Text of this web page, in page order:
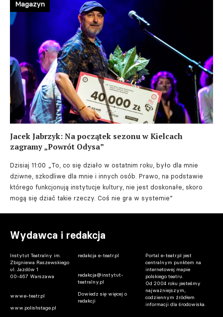
Jacek Jabrzyk: Na początek sezonu w Kielcach
zagramy „Powrót Odysa”
Dzisiaj 11:00
„To, co się działo w ostatnim roku, było dla mnie
dziwne, szkodliwe dla mnie i innych osób. Prawo, na podstawie
którego funkcjonują instytucje kultury, nie jest doskonałe, skoro
mogą się dziać takie rzeczy. Coś nie gra w systemie”
Magazyn
Wydawca i redakcja
Instytut Teatralny im.
Zbigniewa Raszewskiego
ul. Jazdów 1
00-467 Warszawa
www.e-teatr.pl
www.polishstage.pl
redakcja e-teatr.pl
redakcja@instytut-
teatralny.pl
Dowiedz się więcej o
redakcji
Portal e-teatr.pl jest
centralnym punktem na
internetowej mapie
polskiego teatru.
Od 2004 roku jesteśmy
najważniejszym,
codziennym źródłem
informacji dla środowiska.